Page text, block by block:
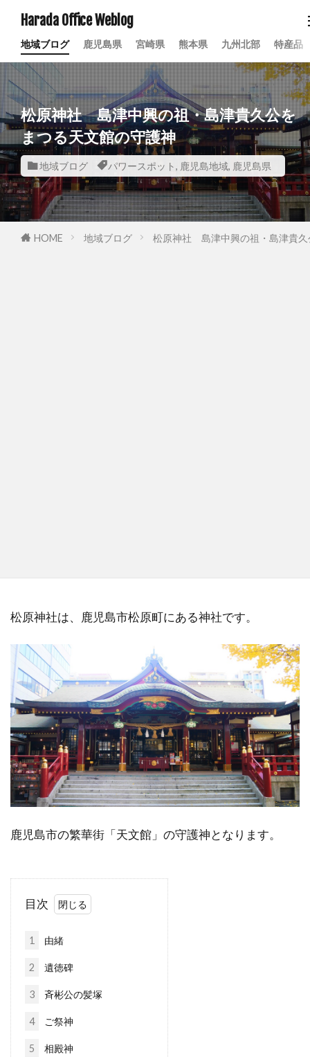
Harada Office Weblog
地域ブログ 鹿児島県 宮崎県 熊本県 九州北部 特産品
松原神社 島津中興の祖・島津貴久公を
まつる天文館の守護神
地域ブログ パワースポット, 鹿児島地域, 鹿児島県
HOME 地域ブログ 松原神社 島津中興の祖・島津貴久
松原神社は、鹿児島市松原町にある神社です。
鹿児島市の繁華街「天文館」の守護神となります。
目次
1 由緒
2 遺徳碑
3 斉彬公の髪塚
4 ご祭神
5 相殿神